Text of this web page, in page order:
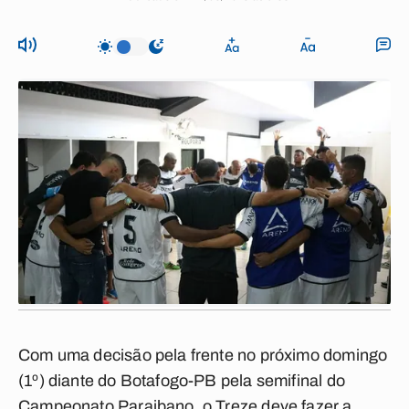
Com uma decisão pela frente no próximo domingo
(1º) diante do Botafogo-PB pela semifinal do